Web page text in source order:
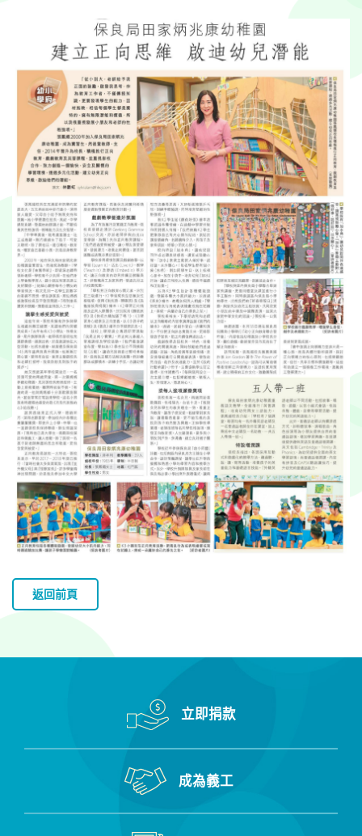
返回前頁
立即捐款
成為義工